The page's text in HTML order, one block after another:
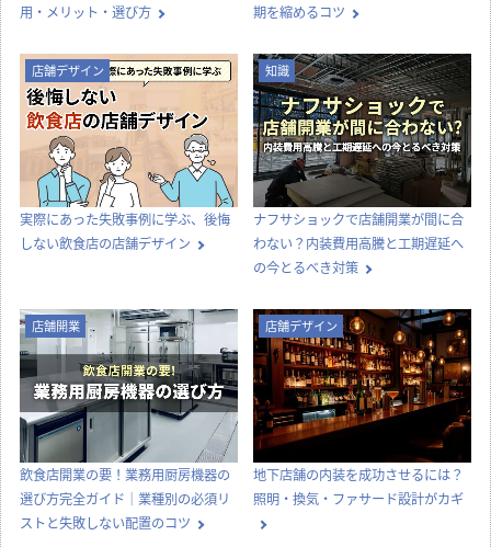
用・メリット・選び方
期を縮めるコツ
店舗デザイン
実際にあった失敗事例に学ぶ、後悔
しない飲食店の店舗デザイン
知識
ナフサショックで店舗開業が間に合
わない？内装費用高騰と工期遅延へ
の今とるべき対策
店舗開業
飲食店開業の要！業務用厨房機器の
選び方完全ガイド｜業種別の必須リ
ストと失敗しない配置のコツ
店舗デザイン
地下店舗の内装を成功させるには？
照明・換気・ファサード設計がカギ